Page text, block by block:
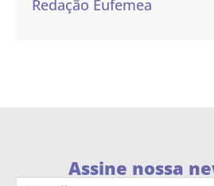
Redação Eufemea
Assine nossa